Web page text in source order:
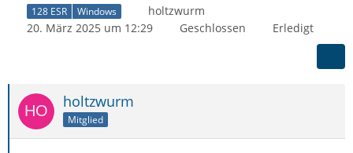
128 ESR Windows
holtzwurm
20. März 2025 um 12:29
Geschlossen Erledigt
holtzwurm
Mitglied